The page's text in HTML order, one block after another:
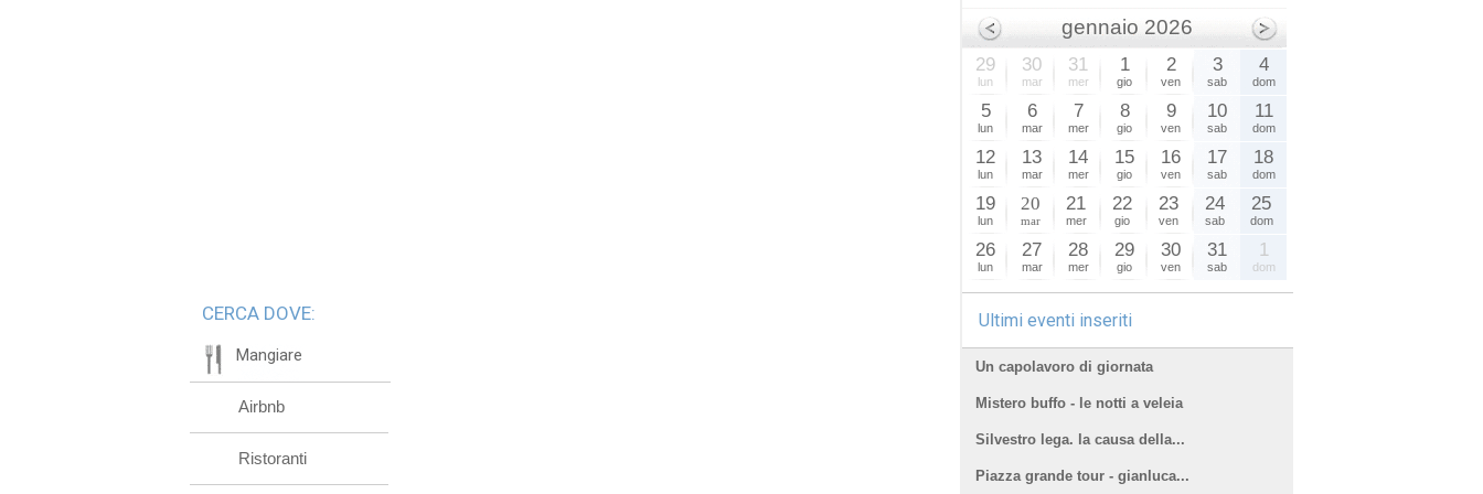
CERCA DOVE:
Mangiare
Airbnb
Ristoranti
gennaio 2026
29
lun
30
mar
31
mer
1
gio
2
ven
3
sab
4
dom
5
lun
6
mar
7
mer
8
gio
9
ven
10
sab
11
dom
12
lun
13
mar
14
mer
15
gio
16
ven
17
sab
18
dom
19
lun
20
mar
21
mer
22
gio
23
ven
24
sab
25
dom
26
lun
27
mar
28
mer
29
gio
30
ven
31
sab
1
dom
Ultimi eventi inseriti
Un capolavoro di giornata
Mistero buffo - le notti a veleia
Silvestro lega. la causa della...
Piazza grande tour - gianluca...